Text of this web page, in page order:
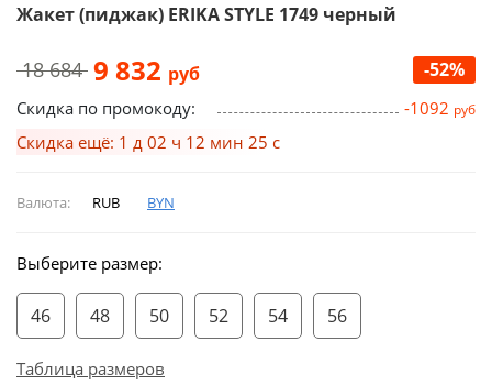
Жакет (пиджак) ERIKA STYLE 1749 черный
18 684 9 832 руб -52%
Скидка по промокоду: -1092 руб
Скидка ещё: 1 д 02 ч 12 мин 25 с
Валюта: RUB BYN
Выберите размер:
46 48 50 52 54 56
Таблица размеров